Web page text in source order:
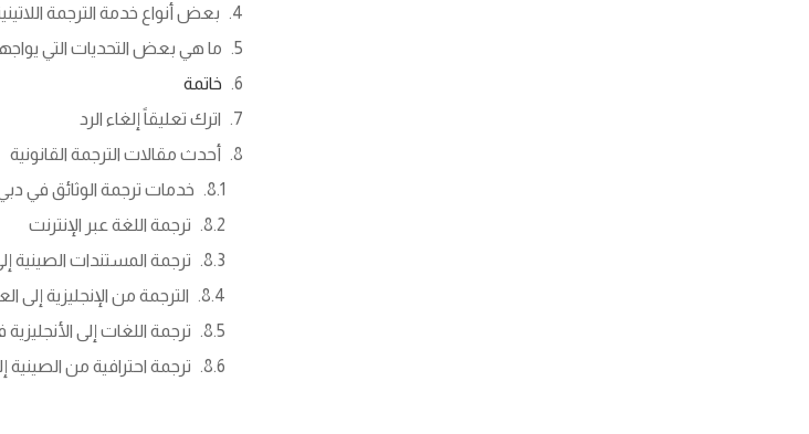
بعض أنواع خدمة الترجمة
ما هي بعض التحديات التي
خاتمة
اترك تعليقاً إلغاء الرد
أحدث مقالات الترجمة القانونية
خدمات ترجمة الوثائق في
ترجمة اللغة عبر الإنترنت
ترجمة المستندات الصينية
الترجمة من الإنجليزية إلى
ترجمة اللغات إلى الأنجليزية
ترجمة احترافية من الصينية